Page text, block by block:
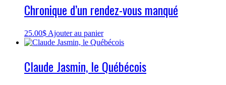
Chronique d’un rendez-vous manqué
25.00$ Ajouter au panier
Claude Jasmin, le Québécois